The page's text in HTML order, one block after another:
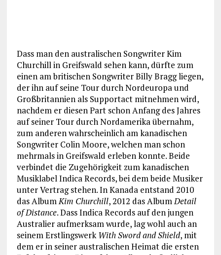
Dass man den australischen Songwriter Kim
Churchill in Greifswald sehen kann, dürfte zum
einen am britischen Songwriter Billy Bragg liegen,
der ihn auf seine Tour durch Nordeuropa und
Großbritannien als Supportact mitnehmen wird,
nachdem er diesen Part schon Anfang des Jahres
auf seiner Tour durch Nordamerika übernahm,
zum anderen wahrscheinlich am kanadischen
Songwriter Colin Moore, welchen man schon
mehrmals in Greifswald erleben konnte. Beide
verbindet die Zugehörigkeit zum kanadischen
Musiklabel Indica Records, bei dem beide Musiker
unter Vertrag stehen. In Kanada entstand 2010
das Album Kim Churchill, 2012 das Album Detail
of Distance. Dass Indica Records auf den jungen
Australier aufmerksam wurde, lag wohl auch an
seinem Erstlingswerk With Sword and Shield, mit
dem er in seiner australischen Heimat die ersten